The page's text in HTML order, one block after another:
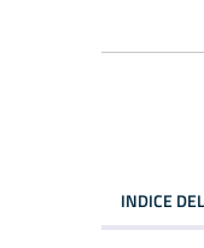
INDICE